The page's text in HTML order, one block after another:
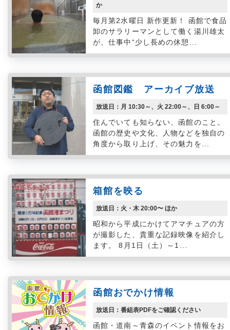
か
毎月第2水曜日 新作更新！ 函館で食品
卸のサラリーマンとして働く湯川雄太
が、仕事中“少し長めの休憩...
函館図鑑 アーカイブ放送
放送日：月 10:30～、火 22:00～、日 6:00～
住んでいても知らない、函館のこと。
函館の歴史や文化、人物などを独自の
角度から取り上げ、その魅力を...
箱館を映る
放送日：火・木 20:00〜 ほか
昭和から平成にかけてアマチュアの方
が撮影した、貴重な記録映像を紹介し
ます。 8月1日（土）～1...
函館おでかけ情報
放送日：番組表PDFをご確認ください
函館・道南～青森のイベント情報をお